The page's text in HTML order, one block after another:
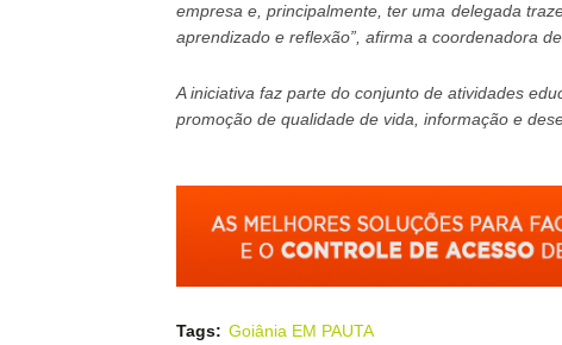
empresa e, principalmente, ter uma delegada
aprendizado e reflexão”, afirma a coordenadora
A iniciativa faz parte do conjunto de atividades
promoção de qualidade de vida, informação e
Tags: Goiânia EM PAUTA